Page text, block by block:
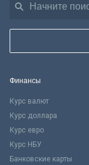
Финансы
Курс валют
Курс доллара
Курс евро
Курс НБУ
Банковские карты